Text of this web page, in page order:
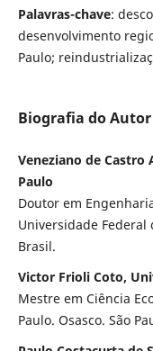
Palavras-chave:
desenvolvimento
Paulo;
Biografia do Autor
Veneziano de Castro
Paulo
Doutor em
Universidade Federal
Brasil.
Victor Frioli Coto,
Mestre em Ciência
Paulo. Osasco. São